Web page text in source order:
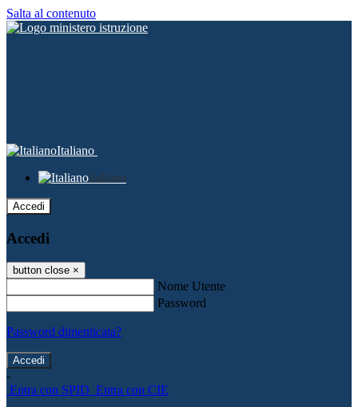
Salta al contenuto
Italiano
Italiano
Accedi
Accedi
button close ×
Nome Utente
Password
Password dimenticata?
-
Entra con SPID Entra con CIE